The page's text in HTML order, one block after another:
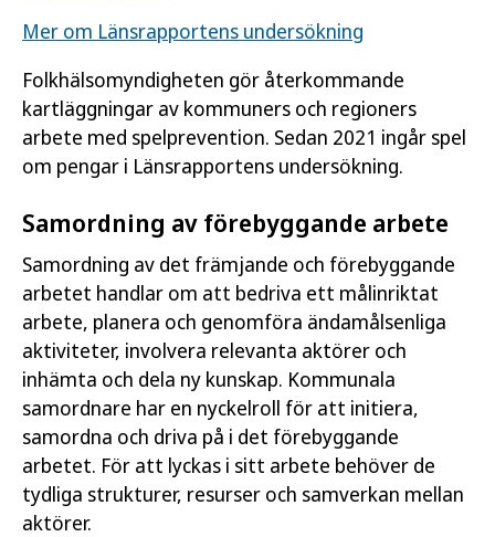
Mer om Länsrapportens undersökning
Folkhälsomyndigheten gör återkommande
kartläggningar av kommuners och regioners
arbete med spelprevention. Sedan 2021 ingår spel
om pengar i Länsrapportens undersökning.
Samordning av förebyggande arbete
Samordning av det främjande och förebyggande
arbetet handlar om att bedriva ett målinriktat
arbete, planera och genomföra ändamålsenliga
aktiviteter, involvera relevanta aktörer och
inhämta och dela ny kunskap. Kommunala
samordnare har en nyckelroll för att initiera,
samordna och driva på i det förebyggande
arbetet. För att lyckas i sitt arbete behöver de
tydliga strukturer, resurser och samverkan mellan
aktörer.